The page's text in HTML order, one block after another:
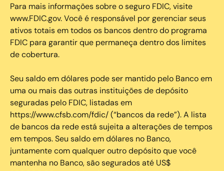
Para mais informações sobre o seguro FDIC, visite
www.FDIC.gov. Você é responsável por gerenciar seus
ativos totais em todos os bancos dentro do programa
FDIC para garantir que permaneça dentro dos limites
de cobertura.
Seu saldo em dólares pode ser mantido pelo Banco em
uma ou mais das outras instituições de depósito
seguradas pelo FDIC, listadas em
https://www.cfsb.com/fdic/ (“bancos da rede”). A lista
de bancos da rede está sujeita a alterações de tempos
em tempos. Seu saldo em dólares no Banco,
juntamente com qualquer outro depósito que você
mantenha no Banco, são segurados até US$